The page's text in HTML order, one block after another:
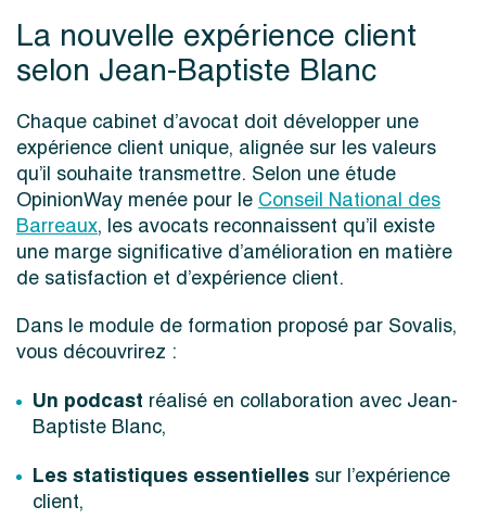
La nouvelle expérience client
selon Jean-Baptiste Blanc
Chaque cabinet d’avocat doit développer une
expérience client unique, alignée sur les valeurs
qu’il souhaite transmettre. Selon une étude
OpinionWay menée pour leConseil National des
Barreaux, les avocats reconnaissent qu’il existe
une marge significative d’amélioration en matière
de satisfaction et d’expérience client.
Dans le module de formation proposé par Sovalis,
vous découvrirez :
Un podcast réalisé en collaboration avec Jean-
Baptiste Blanc,
Les statistiques essentielles sur l’expérience
client,